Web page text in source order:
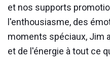
et nos supports
l'enthousiasme, des
moments spéciaux, Jim
et de l'énergie à tout ce